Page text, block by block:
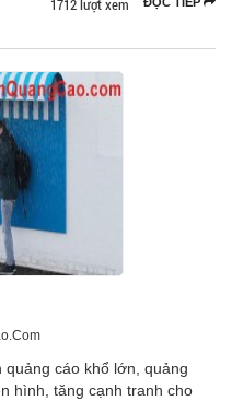
1712 lượt xem
cáo khổ lớn, quảng
hình, tăng cạnh tranh cho